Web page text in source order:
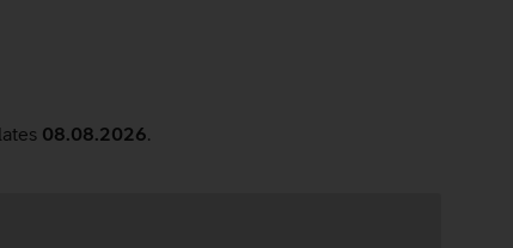
08.08.2026